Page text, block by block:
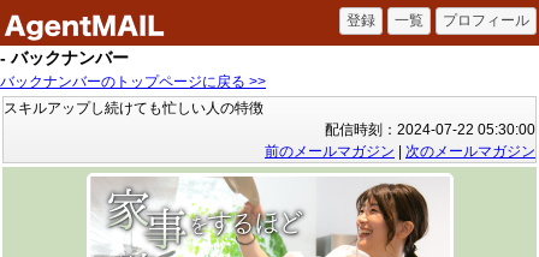
- バックナンバー
バックナンバーのトップページに戻る >>
スキルアップし続けても忙しい人の特徴
配信時刻：2024-07-22 05:30:00
前のメールマガジン
次のメールマガジン